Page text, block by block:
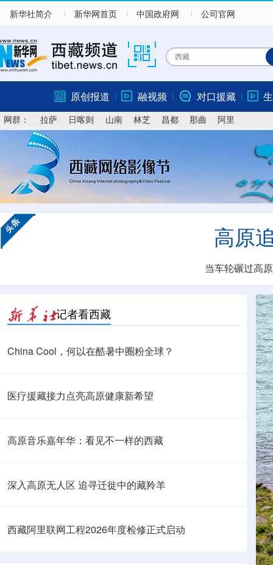
新华社简介 新华网首页 中国政府网 公司官网
原创报道 融视频 对口援藏
网群： 拉萨 日喀则 山南 林芝 昌都 那曲 阿里
高原
当车轮碾过高
记者看西藏
China Cool，何以在酷暑中圈粉全球？
医疗援藏接力点亮高原健康新希望
高原音乐嘉年华：看见不一样的西藏
深入高原无人区 追寻迁徙中的藏羚羊
西藏阿里联网工程2026年度检修正式启动